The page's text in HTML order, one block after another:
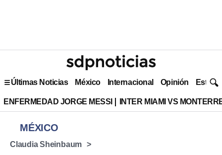
Últimas Noticias México Internacional Opinión Estilo
ENFERMEDAD JORGE MESSI INTER MIAMI VS
MÉXICO
Claudia Sheinbaum